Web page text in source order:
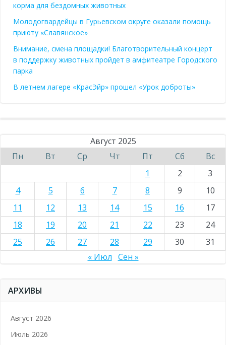
корма для бездомных животных
Молодогвардейцы в Гурьевском округе оказали помощь
приюту «Славянское»
Внимание, смена площадки! Благотворительный концерт
в поддержку животных пройдет в амфитеатре Городского
парка
В летнем лагере «КрасЭйр» прошел «Урок доброты»
Август 2025
Пн
Вт Ср Чт Пт Сб
Вс
1
2
3
4
5 6 7 8 9
10
11
12 13 14 15 16
17
18
19 20 21 22 23
24
25
26 27 28 29 30
31
« Июл Сен »
АРХИВЫ
Август 2026
Июль 2026